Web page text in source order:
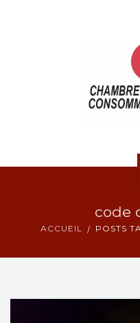
code
ACCUEIL POSTS